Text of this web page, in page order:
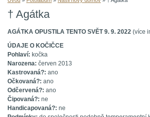
† Agátka
AGÁTKA OPUSTILA TENTO SVĚT 9. 9. 2022 (více
ÚDAJE O KOČIČCE
Pohlaví: kočka
Narozena: červen 2013
Kastrovaná?: ano
Očkovaná?: ano
Odčervená?: ano
Čipovaná?: ne
Handicapovaná?: ne